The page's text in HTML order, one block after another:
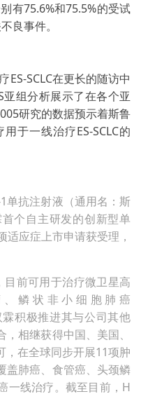
75.6%和75.5%的受试
良事件。
ES-SCLC在更长的随访中
组分析展示了在各个亚
研究的数据预示着斯鲁
于一线治疗ES-SCLC的
单抗注射液（通用名：斯
个自主研发的创新型单
应症上市申请获受理，
前可用于治疗微卫星高
鳞状非小细胞肺癌
霖积极推进其与公司其他
相继获得中国、美国、
，在全球同步开展11项肿
盖肺癌、食管癌、头颈鳞
一线治疗。截至目前，H